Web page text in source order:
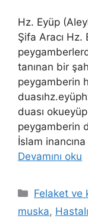
Hz. Eyüp
Şifa Aracı Hz.
tanınan bir
peygamberin
duası
peygamberin
İslam
Devamını oku
Felaket ve
muska,